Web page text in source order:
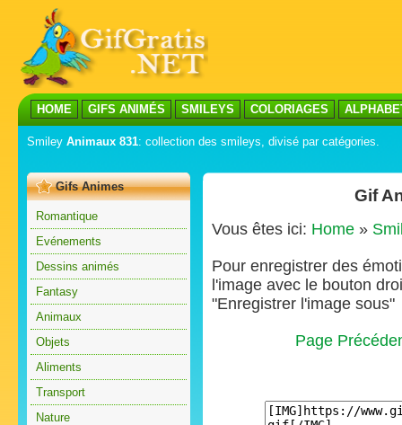
HOME GIFS ANIMÉS SMILEYS COLORIAGES
Smiley Animaux 831: collection des smileys, divisé par catégories.
Gifs Animes
Romantique
Evénements
Dessins animés
Fantasy
Animaux
Objets
Aliments
Transport
Nature
Gif
Vous êtes ici: Home »
Pour enregistrer des
l'image avec le bouton
"Enregistrer l'image sous"
Page